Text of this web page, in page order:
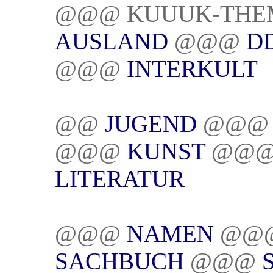
@@@ KUUUK-
AUSLAND @@@
@@@ INTERKULT
@@ JUGEND
@@@ KUNST
LITERATUR
@@@ NAMEN
SACHBUCH @@@